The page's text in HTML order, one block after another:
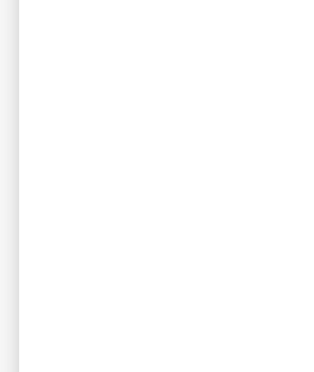
Ne pas appliquer de
● en cas de chute de
s’effectuant en
brutale, de chute des
consécutive à une
traitement
raison de la chute de
connue. N’UTILISEZ
ET PRENEZ L’AVIS DE
effet, le minoxidil ne
sur ce type de chute
Conseils d’éducation
● sur une autre partie